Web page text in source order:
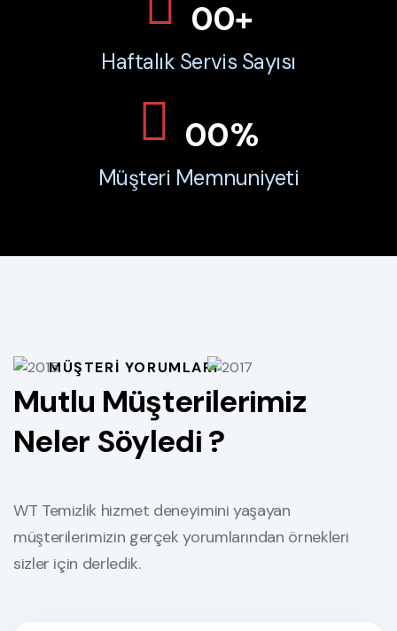
00+
Haftalık Servis Sayısı
00%
Müşteri Memnuniyeti
MÜŞTERI YORUMLARI
Mutlu Müşterilerimiz
Neler Söyledi ?
WT Temizlik hizmet deneyimini yaşayan
müşterilerimizin gerçek yorumlarından örnekleri
sizler için derledik.